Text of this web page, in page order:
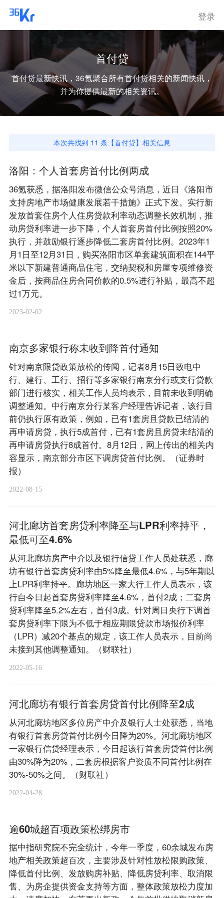
登录
首付贷
首付贷最新快讯，36氪聚合所有首付贷相关的新闻快讯，
并为你提供最新的相关资讯。
本次共找到 11 条【首付贷】相关信息
洛阳：个人首套房首付比例两成
36氪获悉，据洛阳发布微信公众号消息，近日《洛阳市
支持房地产市场健康发展若干措施》正式下发。实行新
发放首套住房个人住房贷款利率动态调整长效机制，推
动房贷利率进一步下降，个人首套房首付比例按照20%
执行，并鼓励银行逐步降低二套房首付比例。2023年1
月1日至12月31日，购买洛阳市区单套建筑面积在144平
米以下新建普通商品住宅，交纳契税和房屋专项维修资
金后，按商品住房合同价款的0.5%进行补贴，最高不超
过1万元。
2023-02-02
南京多家银行称未收到降首付通知
针对南京限贷政策放松的传闻，记者8月15日致电中
行、建行、工行、招行等多家银行南京分行或支行贷款
部门进行核实，相关工作人员均表示，目前未收到明确
调整通知。中行南京分行某客户经理告诉记者，该行目
前仍执行原有政策，例如，已有1套房且贷款已结清的
再申请房贷，执行5成首付，已有1套房且房贷未结清的
再申请房贷执行8成首付。8月12日，网上传出的相关内
容显示，南京部分市区下调房贷首付比例。（证券时
报）
2022-08-15
河北廊坊首套房贷利率降至与LPR利率持平，
最低可至4.6%
从河北廊坊房产中介以及银行信贷工作人员处获悉，廊
坊有银行首套房贷利率由5%降至最低4.6%，与5年期以
上LPR利率持平。廊坊地区一家大行工作人员表示，该
行自今日起首套房贷利率降至4.6%，首付2成；二套房
贷利率降至5.2%左右，首付3成。针对周日央行下调首
套房贷利率下限为不低于相应期限贷款市场报价利率
（LPR）减20个基点的规定，该工作人员表示，目前尚
未接到其他调整通知。（财联社）
2022-05-16
河北廊坊有银行首套房贷首付比例降至2成
从河北廊坊地区多位房产中介及银行人士处获悉，当地
有银行首套房贷首付比例今日降为20%。河北廊坊地区
一家银行信贷经理表示，今日起该行首套房贷首付比例
由30%降为20%，二套房根据客户资质不同首付比例在
30%-50%之间。（财联社）
2022-04-28
逾60城超百项政策松绑房市
据中指研究院不完全统计，今年一季度，60余城发布房
地产相关政策超百次，主要涉及针对性放松限购政策、
降低首付比例、发放购房补贴、降低房贷利率、取消限
售、为房企提供资金支持等方面，整体政策放松力度加